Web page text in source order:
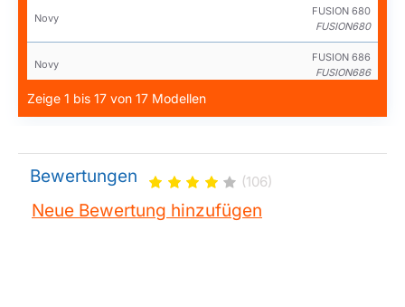
Novy
FUSION 680
FUSION680
Novy
FUSION 686
FUSION686
Novy
FUSION780
Novy
Novy
Zeige 1 bis 17 von 17 Modellen
Bewertungen (106)
Neue Bewertung hinzufügen